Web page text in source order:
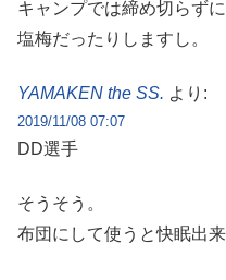
キャンプでは締め切らず
塩梅だったりしますし。
YAMAKEN the SS. より:
2019/11/08 07:07
DD選手
そうそう。
布団にして使うと快眠出